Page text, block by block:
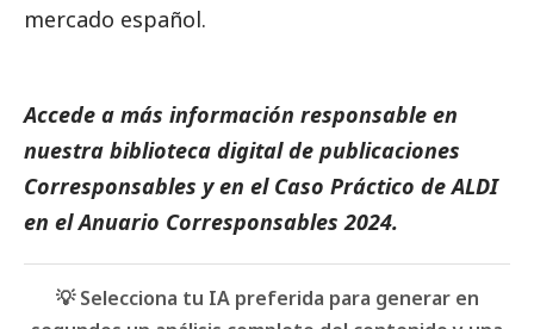
mercado español.
Accede a más información responsable en
nuestra biblioteca digital de publicaciones
Corresponsables y en el Caso Práctico de ALDI
en elAnuario Corresponsables 2024.
💡 Selecciona tu IA preferida para generar en